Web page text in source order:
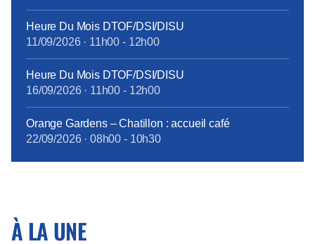
Heure Du Mois DTOF/DSI/DISU
11/09/2026· 11h00 - 12h00
Heure Du Mois DTOF/DSI/DISU
16/09/2026· 11h00 - 12h00
Orange Gardens – Chatillon : accueil café
22/09/2026· 08h00 - 10h30
À LA UNE